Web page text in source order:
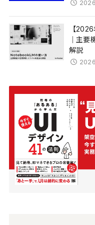
【
｜主
解説